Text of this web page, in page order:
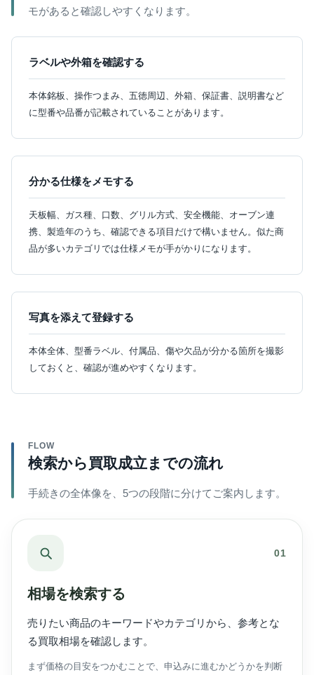
モがあると確認しやすくなります。
ラベルや外箱を確認する
本体銘板、操作つまみ、五徳周辺、外箱、保証書、説明書など
に型番や品番が記載されていることがあります。
分かる仕様をメモする
天板幅、ガス種、口数、グリル方式、安全機能、オーブン連
携、製造年のうち、確認できる項目だけで構いません。似た商
品が多いカテゴリでは仕様メモが手がかりになります。
写真を添えて登録する
本体全体、型番ラベル、付属品、傷や欠品が分かる箇所を撮影
しておくと、確認が進めやすくなります。
FLOW
検索から買取成立までの流れ
手続きの全体像を、5つの段階に分けてご案内します。
01
相場を検索する
売りたい商品のキーワードやカテゴリから、参考とな
る買取相場を確認します。
まず価格の目安をつかむことで、申込みに進むかどうかを判断